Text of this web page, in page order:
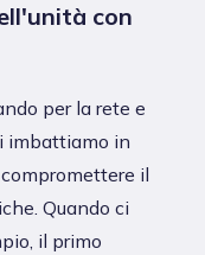
con
per la rete e
imbattiamo in
il
Quando ci
il primo